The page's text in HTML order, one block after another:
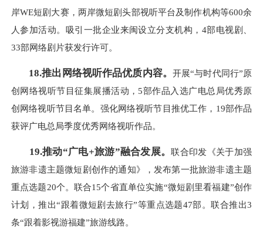
岸WE短剧大赛，两岸微短剧头部视听平台及制作机构等600余
人参加活动。吸引一批企业来闽设立分支机构，4部电视剧、
33部网络剧片获发行许可。
18.推出网络视听作品优质内容。 开展“与时代同行”原
创网络视听节目征集展播活动，5部作品入选广电总局优秀原
创网络视听节目名单。强化网络视听节目推优工作，19部作品
获评广电总局季度优秀网络视听作品。
19.推动“广电+旅游”融合发展。联合印发《关于加强
旅游非遗主题微短剧创作的通知》，发布第一批旅游非遗主题
重点选题20个。联合15个省直单位实施“微短剧里看福建”创作
计划，推出“跟着微短剧去旅行”等重点选题47部。联合推出3
条“跟着影视游福建”旅游线路。